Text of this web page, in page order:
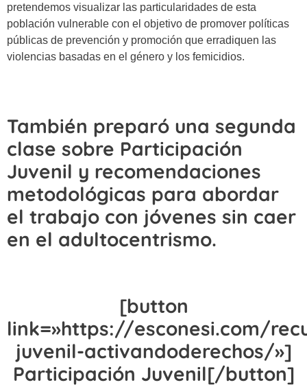
pretendemos visualizar las particularidades de esta
población vulnerable con el objetivo de promover políticas
públicas de prevención y promoción que erradiquen las
violencias basadas en el género y los femicidios.
También preparó una segunda
clase sobre Participación
Juvenil y recomendaciones
metodológicas para abordar
el trabajo con jóvenes sin caer
en el adultocentrismo.
[button
link=»https://esconesi.com/
juvenil-activandoderechos/»]
Participación Juvenil[/button]